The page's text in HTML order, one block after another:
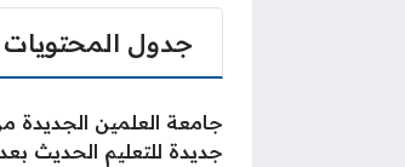
جدول المحتويات
جامعة العلمين الجديدة
جديدة للتعليم الحديث